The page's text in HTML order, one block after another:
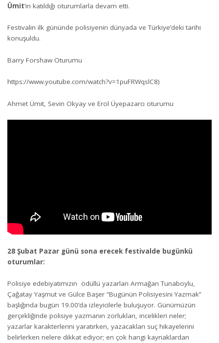
Ümit’in katıldığı oturumlarla devam etti.
Festivalin ilk gününde polisiyenin dünyada ve Türkiye’deki tarihi
konuşuldu.
Barry Forshaw Oturumu
https://www.youtube.com/watch?v=1puFRWqslC8)
Ahmet Ümit, Sevin Okyay ve Erol Üyepazarcı oturumu
28 Şubat Pazar günü sona erecek festivalde bugünkü
oturumlar:
Polisiye edebiyatımızın ödüllü yazarları Armağan Tunaboylu,
Çağatay Yaşmut ve Gülce Başer “Bugünün Polisiyesini Yazmak”
başlığında bugün 19.00’da izleyicilerle buluşuyor. Günümüzün
gerçekliğinde polisiye yazmanın zorlukları, incelikleri neler;
yazarlar karakterlerini yaratırken, yazacakları suç hikayelerini
belirlerken nelere dikkat ediyor; en çok hangi kaynaklardan